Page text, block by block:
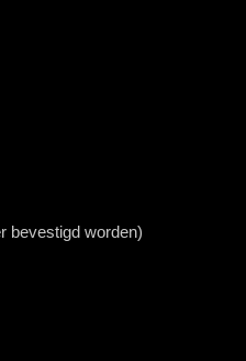
bevestigd worden)